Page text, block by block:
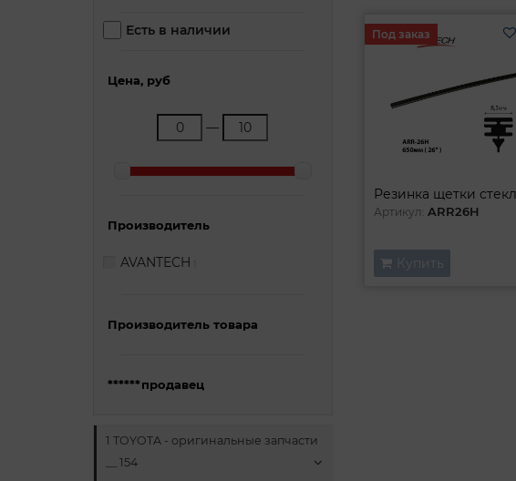
Есть в наличии
Цена, руб
—
Производитель
AVANTECH
Производитель товара
******продавец
1 TOYOTA - оригинальные запчасти
__ 154
Артикул: ARR26H
Под заказ
Купить